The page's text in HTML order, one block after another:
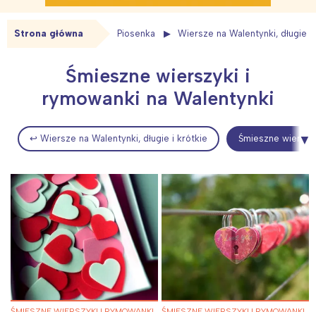
Strona główna Piosenka Wiersze na Walentynki, długie
Śmieszne wierszyki i
rymowanki na Walentynki
↩ Wiersze na Walentynki, długie i krótkie Śmieszne